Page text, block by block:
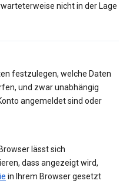
nicht in der Lage
festzulegen, welche Daten
und zwar unabhängig
angemeldet sind oder
lässt sich
dass angezeigt wird,
in Ihrem Browser gesetzt